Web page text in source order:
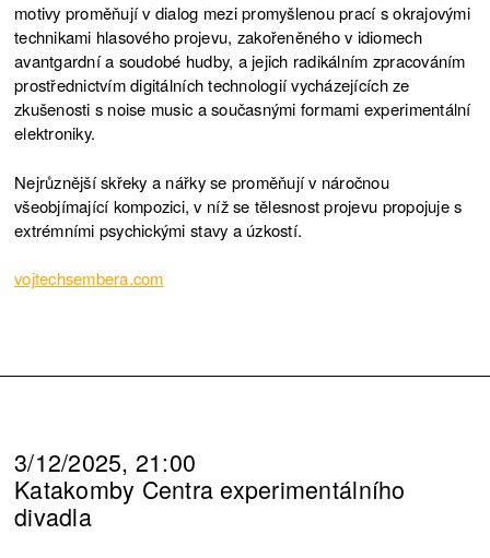
motivy proměňují v dialog mezi promyšlenou prací s okrajovými
technikami hlasového projevu, zakořeněného v idiomech
avantgardní a soudobé hudby, a jejich radikálním zpracováním
prostřednictvím digitálních technologií vycházejících ze
zkušenosti s noise music a současnými formami experimentální
elektroniky.
Nejrůznější skřeky a nářky se proměňují v náročnou
všeobjímající kompozici, v níž se tělesnost projevu propojuje s
extrémními psychickými stavy a úzkostí.
vojtechsembera.com
3/12/2025, 21:00
Katakomby Centra experimentálního
divadla